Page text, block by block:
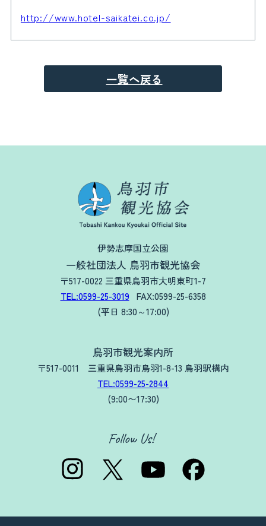
http://www.hotel-saikatei.co.jp/
一覧へ戻る
伊勢志摩国立公園
一般社団法人 鳥羽市観光協会
〒517-0022 三重県鳥羽市大明東町1-7
TEL:0599-25-3019
FAX:0599-25-6358
(平日 8:30～17:00)
鳥羽市観光案内所
〒517-0011 三重県鳥羽市鳥羽1-8-13 鳥羽駅構内
TEL:0599-25-2844
(9:00〜17:30)